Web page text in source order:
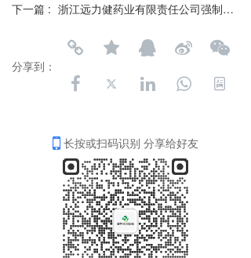
下一篇 : 浙江远力健药业有限责任公司强制性清洁生产审核信息公示表
分享到：
长按或扫码识别 分享给好友